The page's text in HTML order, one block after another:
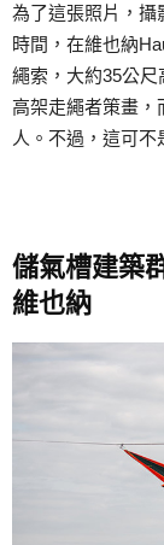
為了這張照片，攝
時間，在維也納
繩索，大約35公
高架走繩者策畫，
人。不過，這可
儲氣槽建築
維也納